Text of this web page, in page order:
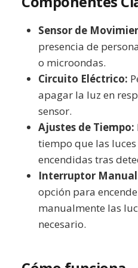
Sensor de
presencia de
o microondas.
Circuito Eléctrico:
apagar la luz en
sensor.
Ajustes de Tiempo:
tiempo que las
encendidas tras
Interruptor
opción para
manualmente las
necesario.